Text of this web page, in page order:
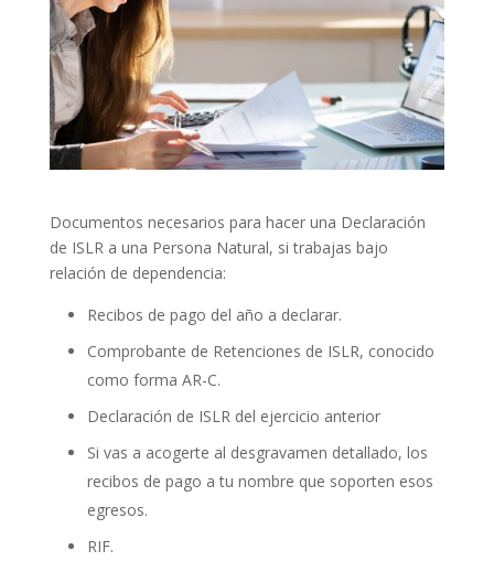
Documentos necesarios para hacer una Declaración
de ISLR a una Persona Natural, si trabajas bajo
relación de dependencia:
Recibos de pago del año a declarar.
Comprobante de Retenciones de ISLR, conocido
como forma AR-C.
Declaración de ISLR del ejercicio anterior
Si vas a acogerte al desgravamen detallado, los
recibos de pago a tu nombre que soporten esos
egresos.
RIF.